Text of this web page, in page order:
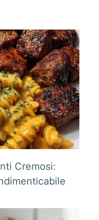
Cremosi: